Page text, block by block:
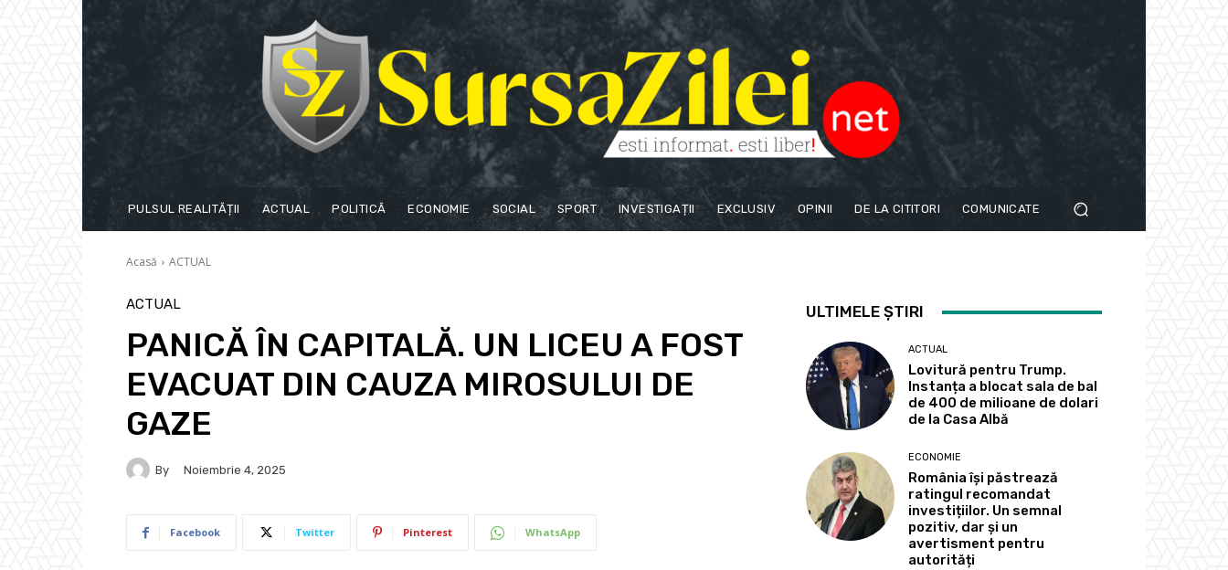
PULSUL REALITĂȚII ACTUAL POLITICĂ ECONOMIE SOCIAL SPORT INVESTIGAȚII EXCLUSIV OPINII DE LA CITITORI COMUNICATE
Acasă ACTUAL
ACTUAL
PANICĂ ÎN CAPITALĂ. UN LICEU A FOST
EVACUAT DIN CAUZA MIROSULUI DE
GAZE
By Noiembrie 4, 2025
Facebook Twitter Pinterest WhatsApp
ULTIMELE ȘTIRI
ACTUAL
Lovitură pentru Trump.
Instanța a blocat sala de bal
de 400 de milioane de dolari
de la Casa Albă
ECONOMIE
România își păstrează
ratingul recomandat
investițiilor. Un semnal
pozitiv, dar și un
avertisment pentru
autorități